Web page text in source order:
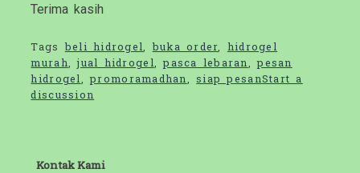
Terima kasih
Tagsbeli hidrogel ,buka order
hidrogel
murah
,jual hidrogel ,pasca lebaran ,pesan
hidrogel
,promoramadhan ,siap pesanStart a
discussion
Kontak Kami